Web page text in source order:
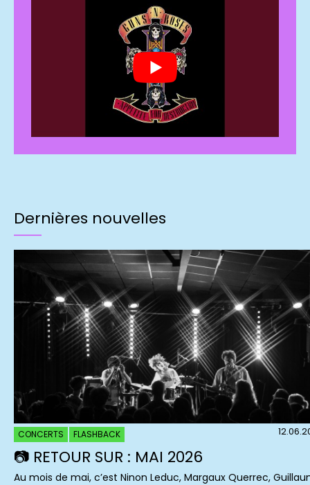
Dernières nouvelles
CONCERTS FLASHBACK
📷 RETOUR SUR : MAI 2026
Au mois de mai, c’est Ninon Leduc, Margaux Querrec,